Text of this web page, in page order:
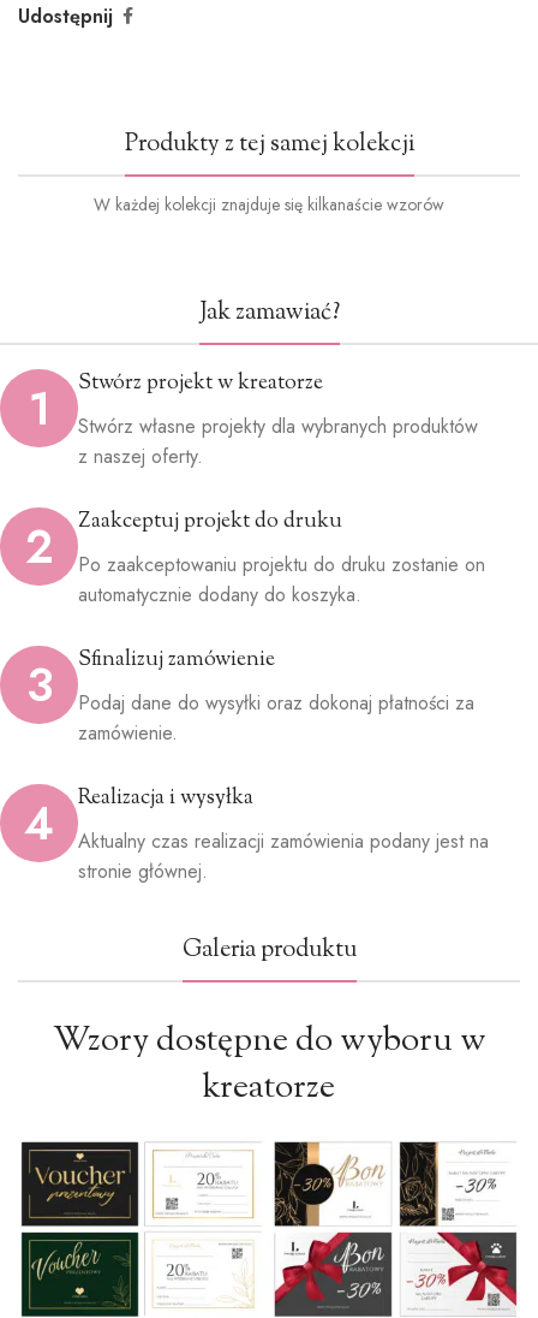
Udostępnij
Produkty z tej samej kolekcji
W każdej kolekcji znajduje się kilkanaście wzorów
Jak zamawiać?
1 Stwórz projekt w kreatorze
Stwórz własne projekty dla wybranych produktów
z naszej oferty.
2 Zaakceptuj projekt do druku
Po zaakceptowaniu projektu do druku zostanie on
automatycznie dodany do koszyka.
3 Sfinalizuj zamówienie
Podaj dane do wysyłki oraz dokonaj płatności za
zamówienie.
4 Realizacja i wysyłka
Aktualny czas realizacji zamówienia podany jest na
stronie głównej.
Galeria produktu
Wzory dostępne do wyboru w
kreatorze